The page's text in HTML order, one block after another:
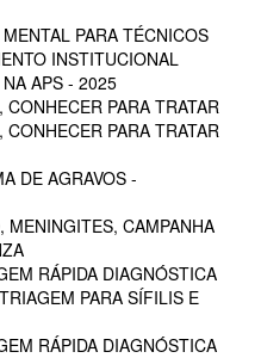
PARA TÉCNICOS
INSTITUCIONAL
APS - 2025
PARA TRATAR
PARA TRATAR
DE AGRAVOS -
MENINGITES, CAMPANHA
RÁPIDA DIAGNÓSTICA
PARA SÍFILIS E
RÁPIDA DIAGNÓSTICA